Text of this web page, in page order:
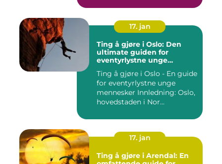
17. jan
Ting å gjøre i Oslo: Den
ultimate guiden for
eventyrlystne unge
Ting å gjøre i Oslo - En guide
for eventyrlystne unge
mennesker Innledning: Oslo,
hovedstaden i Nor...
17. jan
Ting å gjøre i Arendal: En